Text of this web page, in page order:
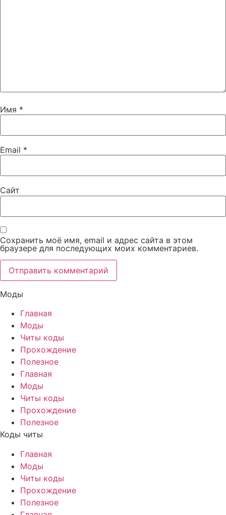
Имя *
Email *
Сайт
Сохранить моё имя, email и адрес сайта в этом
браузере для последующих моих комментариев.
Моды
Главная
Моды
Читы коды
Прохождение
Полезное
Главная
Моды
Читы коды
Прохождение
Полезное
Коды читы
Главная
Моды
Читы коды
Прохождение
Полезное